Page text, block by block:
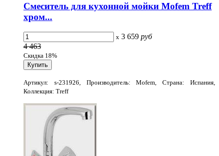
Смеситель для кухонной мойки Mofem Treff
хром...
x 3 659 руб
4 463
Скидка 18%
Артикул: s-231926, Производитель: Mofem, Страна: Испания,
Коллекция: Treff